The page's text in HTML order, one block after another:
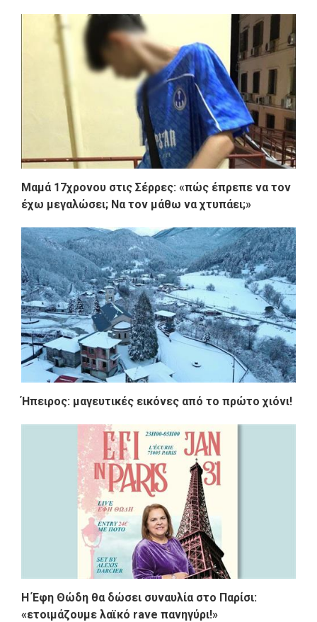
Μαμά 17χρονου στις Σέρρες: «πώς έπρεπε να τον
έχω μεγαλώσει; Να τον μάθω να χτυπάει;»
Ήπειρος: μαγευτικές εικόνες από το πρώτο χιόνι!
Η Έφη Θώδη θα δώσει συναυλία στο Παρίσι:
«ετοιμάζουμε λαϊκό rave πανηγύρι!»